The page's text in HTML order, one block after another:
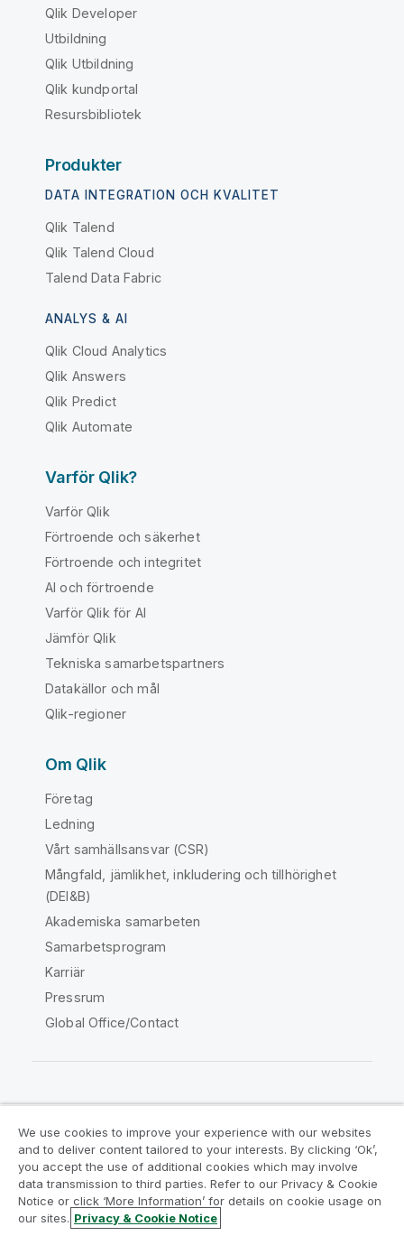
Qlik Developer
Utbildning
Qlik Utbildning
Qlik kundportal
Resursbibliotek
Produkter
DATA INTEGRATION OCH KVALITET
Qlik Talend
Qlik Talend Cloud
Talend Data Fabric
ANALYS & AI
Qlik Cloud Analytics
Qlik Answers
Qlik Predict
Qlik Automate
Varför Qlik?
Varför Qlik
Förtroende och säkerhet
Förtroende och integritet
AI och förtroende
Varför Qlik för AI
Jämför Qlik
Tekniska samarbetspartners
Datakällor och mål
Qlik-regioner
Om Qlik
Företag
Ledning
Vårt samhällsansvar (CSR)
Mångfald, jämlikhet, inkludering och tillhörighet
(DEI&B)
Akademiska samarbeten
Samarbetsprogram
Karriär
Pressrum
Global Office/Contact
Juridiska avtal
Produktvillkor
Legal Policies
Legal Policies
Användningsvillkor
Varumärken
We use cookies to improve your experience with our websites
and to deliver content tailored to your interests. By clicking ‘Ok’,
you accept the use of additional cookies which may involve
data transmission to third parties. Refer to our Privacy & Cookie
Notice or click ‘More Information’ for details on cookie usage on
our sites. Privacy & Cookie Notice